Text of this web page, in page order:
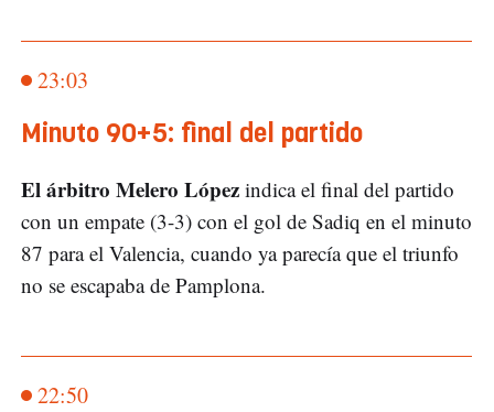
23:03
Minuto 90+5: final del partido
El árbitro Melero López indica el final del partido
con un empate (3-3) con el gol de Sadiq en el minuto
87 para el Valencia, cuando ya parecía que el triunfo
no se escapaba de Pamplona.
22:50